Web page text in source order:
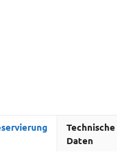
Technische
Daten